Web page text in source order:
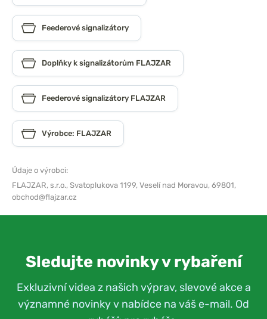
Feederové signalizátory
Doplňky k signalizátorům FLAJZAR
Feederové signalizátory FLAJZAR
Výrobce: FLAJZAR
Údaje o výrobci:
FLAJZAR, s.r.o., Svatoplukova 1199, Veselí nad Moravou, 69801,
obchod@flajzar.cz
Sledujte novinky v rybaření
Exkluzivní videa z našich výprav, slevové akce a
významné novinky v nabídce na váš e-mail. Od